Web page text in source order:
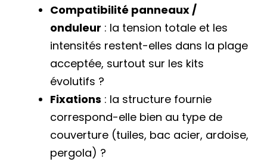
Compatibilité panneaux /
onduleur : la tension totale et les
intensités restent-elles dans la plage
acceptée, surtout sur les kits
évolutifs ?
Fixations : la structure fournie
correspond-elle bien au type de
couverture (tuiles, bac acier, ardoise,
pergola) ?